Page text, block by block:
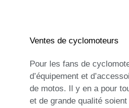
Ventes de cyclomoteurs
Pour les fans de
d’équipement et
de motos. Il y en a pour
et de grande qualité